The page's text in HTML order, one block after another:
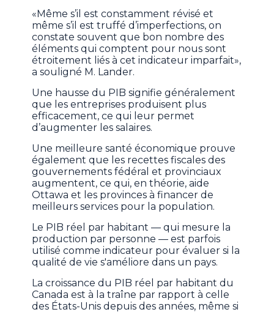
«Même s’il est constamment révisé et
même s’il est truffé d’imperfections, on
constate souvent que bon nombre des
éléments qui comptent pour nous sont
étroitement liés à cet indicateur imparfait»,
a souligné M. Lander.
Une hausse du PIB signifie généralement
que les entreprises produisent plus
efficacement, ce qui leur permet
d’augmenter les salaires.
Une meilleure santé économique prouve
également que les recettes fiscales des
gouvernements fédéral et provinciaux
augmentent, ce qui, en théorie, aide
Ottawa et les provinces à financer de
meilleurs services pour la population.
Le PIB réel par habitant — qui mesure la
production par personne — est parfois
utilisé comme indicateur pour évaluer si la
qualité de vie s'améliore dans un pays.
La croissance du PIB réel par habitant du
Canada est à la traîne par rapport à celle
des États-Unis depuis des années, même si